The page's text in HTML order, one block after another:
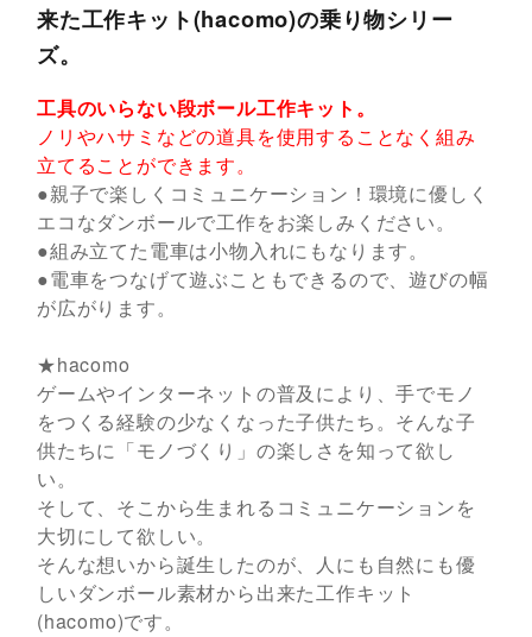
来た工作キット(hacomo)の乗り物シリー
ズ。
工具のいらない段ボール工作キット。
ノリやハサミなどの道具を使用することなく組み
立てることができます。
●親子で楽しくコミュニケーション！環境に優しく
エコなダンボールで工作をお楽しみください。
●組み立てた電車は小物入れにもなります。
●電車をつなげて遊ぶこともできるので、遊びの幅
が広がります。
★hacomo
ゲームやインターネットの普及により、手でモノ
をつくる経験の少なくなった子供たち。そんな子
供たちに「モノづくり」の楽しさを知って欲し
い。
そして、そこから生まれるコミュニケーションを
大切にして欲しい。
そんな想いから誕生したのが、人にも自然にも優
しいダンボール素材から出来た工作キット
(hacomo)です。